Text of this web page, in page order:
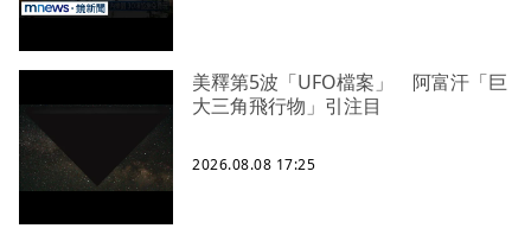
美釋第5波「UFO檔案」 阿富汗「巨
大三角飛行物」引注目
2026.08.08 17:25